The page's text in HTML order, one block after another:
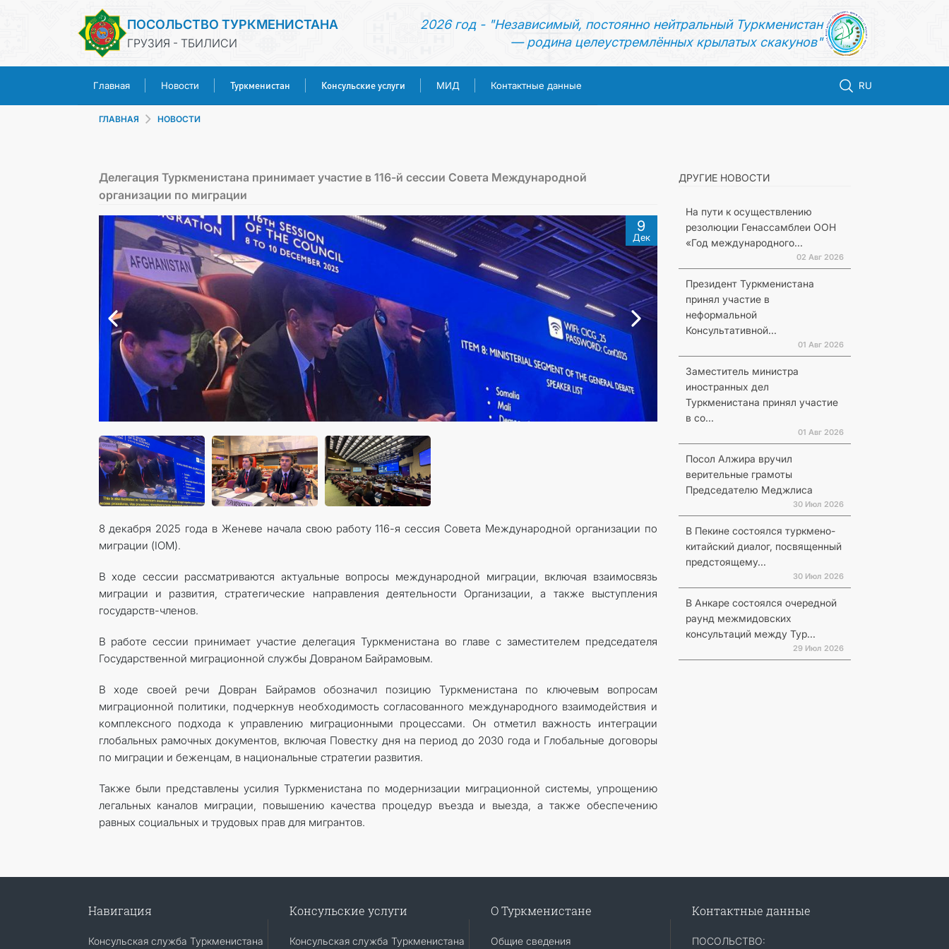
ПОСОЛЬСТВО ТУРКМЕНИСТАНА
ГРУЗИЯ - ТБИЛИСИ
2026 год - "Независимый, постоянно нейтральный Туркменистан
— родина целеустремлённых крылатых скакунов"
Главная Новости Туркменистан Консульские услуги МИД Контактные данные RU
КОНСУЛЬСКИЕ УСЛУГИ
МИД
КОНТАКТНЫЕ ДАННЫЕ
ГЛАВНАЯ НОВОСТИ
Делегация Туркменистана принимает участие в 116-й сессии Совета Международной
организации по миграции
9
Дек
8 декабря 2025 года в Женеве начала свою работу 116-я сессия Совета Международной организации по
миграции (IOM).
В ходе сессии рассматриваются актуальные вопросы международной миграции, включая взаимосвязь
миграции и развития, стратегические направления деятельности Организации, а также выступления
государств-членов.
В работе сессии принимает участие делегация Туркменистана во главе с заместителем председателя
Государственной миграционной службы Довраном Байрамовым.
В ходе своей речи Довран Байрамов обозначил позицию Туркменистана по ключевым вопросам
миграционной политики, подчеркнув необходимость согласованного международного взаимодействия и
комплексного подхода к управлению миграционными процессами. Он отметил важность интеграции
глобальных рамочных документов, включая Повестку дня на период до 2030 года и Глобальные договоры
по миграции и беженцам, в национальные стратегии развития.
Также были представлены усилия Туркменистана по модернизации миграционной системы, упрощению
легальных каналов миграции, повышению качества процедур въезда и выезда, а также обеспечению
равных социальных и трудовых прав для мигрантов.
ДРУГИЕ НОВОСТИ
На пути к осуществлению
резолюции Генассамблеи ООН
«Год международного...
02 Авг 2026
Президент Туркменистана
принял участие в
неформальной
Консультативной...
01 Авг 2026
Заместитель министра
иностранных дел
Туркменистана принял участие
в со...
01 Авг 2026
Посол Алжира вручил
верительные грамоты
Председателю Меджлиса
30 Июл 2026
В Пекине состоялся туркмено-
китайский диалог, посвященный
предстоящему...
30 Июл 2026
В Анкаре состоялся очередной
раунд межмидовских
консультаций между Тур...
29 Июл 2026
Навигация
Консульская служба Туркменистана
Консульские услуги
Консульская служба Туркменистана
О Туркменистане
Общие сведения
Контактные данные
ПОСОЛЬСТВО: